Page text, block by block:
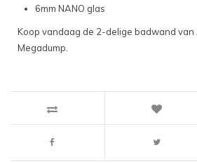
6mm NANO glas
Koop vandaag de 2-delige badwand van
Megadump.